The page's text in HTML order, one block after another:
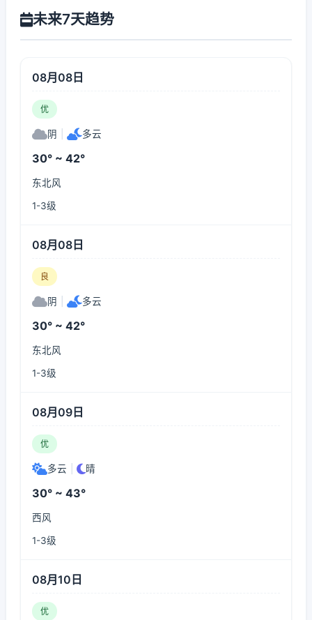
未来7天趋势
08月08日
优
阴 多云
30° ~ 42°
东北风
1-3级
08月08日
良
阴 多云
30° ~ 42°
东北风
1-3级
08月09日
优
多云 晴
30° ~ 43°
西风
1-3级
08月10日
优